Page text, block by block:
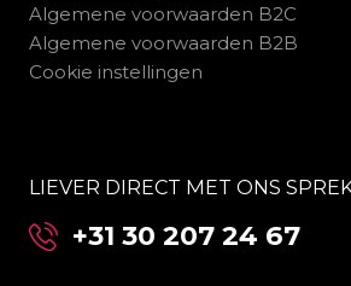
Algemene voorwaarden B2C
Algemene voorwaarden B2B
Cookie instellingen
LIEVER DIRECT MET ONS
+31 30 207 24 67